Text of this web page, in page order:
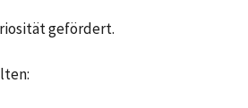
gefördert.